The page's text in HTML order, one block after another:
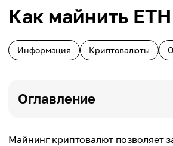
Как майнить ETH
Информация Криптовалюты
Оглавление
Майнинг криптовалют позволяет